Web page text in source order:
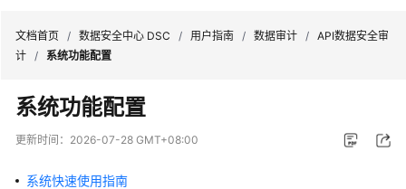
最
新
动
文档首页 / 数据安全中心 DSC / 用户指南 / 数据审计 / API数据安全审
计 / 系统功能配置
系统功能配置
更新时间： 2026-07-28 GMT+08:00
系统快速使用指南